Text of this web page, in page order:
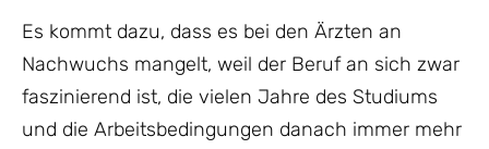
Es kommt dazu, dass es bei den Ärzten an
Nachwuchs mangelt, weil der Beruf an sich zwar
faszinierend ist, die vielen Jahre des Studiums
und die Arbeitsbedingungen danach immer mehr